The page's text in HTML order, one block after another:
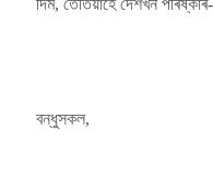
বন্ধুসকল,